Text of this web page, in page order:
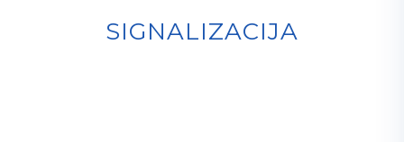
SIGNALIZACIJA